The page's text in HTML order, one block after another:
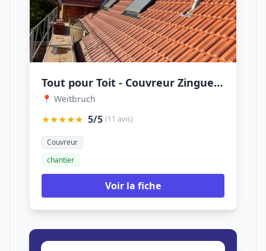
Tout pour Toit - Couvreur Zingueur
📍 Weitbruch
★★★★★ 5/5 (11 avis)
Couvreur
chantier
Voir la fiche